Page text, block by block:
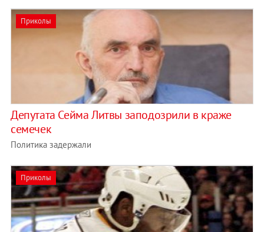
Приколы
Депутата Сейма Литвы заподозрили в краже
семечек
Политика задержали
Приколы